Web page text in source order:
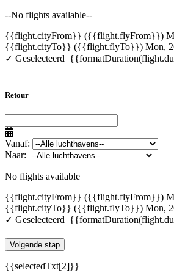
--No flights available--
{{flight.cityFrom}} ({{flight.flyFrom}})
{{flight.cityTo}} ({{flight.flyTo}}) Mon,
✓ Geselecteerd
Retour
Vanaf:
Naar:
No flights available
{{flight.cityFrom}} ({{flight.flyFrom}})
{{flight.cityTo}} ({{flight.flyTo}}) Mon,
✓ Geselecteerd
Volgende stap
{{selectedTxt[2]}}